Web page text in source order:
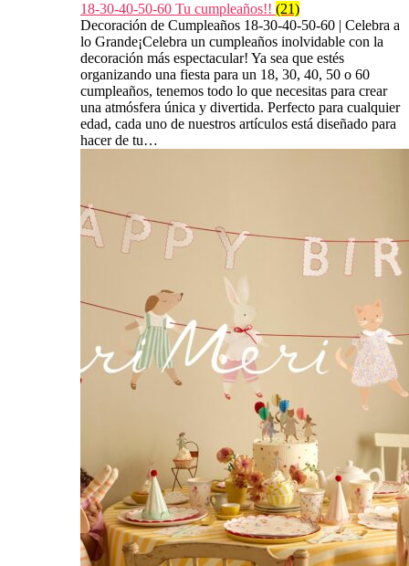
18-30-40-50-60 Tu cumpleaños!! (21)
Decoración de Cumpleaños 18-30-40-50-60 | Celebra a
lo Grande¡Celebra un cumpleaños inolvidable con la
decoración más espectacular! Ya sea que estés
organizando una fiesta para un 18, 30, 40, 50 o 60
cumpleaños, tenemos todo lo que necesitas para crear
una atmósfera única y divertida. Perfecto para cualquier
edad, cada uno de nuestros artículos está diseñado para
hacer de tu…